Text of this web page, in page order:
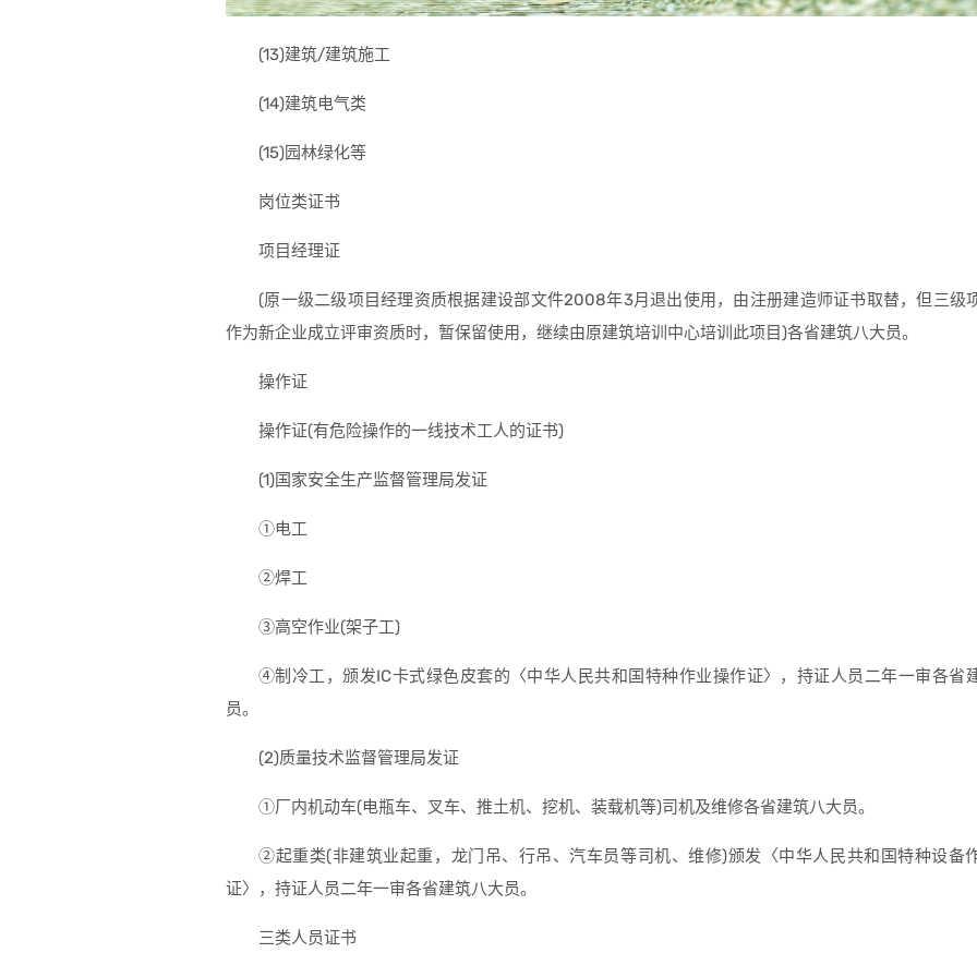
(13)建筑/建筑施工
(14)建筑电气类
(15)园林绿化等
岗位类证书
项目经理证
(原一级二级项目经理资质根据建设部文件2008年3月退出使用，由注册建造师证书取替，但三级
作为新企业成立评审资质时，暂保留使用，继续由原建筑培训中心培训此项目)各省建筑八大员。
操作证
操作证(有危险操作的一线技术工人的证书)
(1)国家安全生产监督管理局发证
①电工
②焊工
③高空作业(架子工)
④制冷工，颁发IC卡式绿色皮套的〈中华人民共和国特种作业操作证〉，持证人员二年一审各省
员。
(2)质量技术监督管理局发证
①厂内机动车(电瓶车、叉车、推土机、挖机、装载机等)司机及维修各省建筑八大员。
②起重类(非建筑业起重，龙门吊、行吊、汽车员等司机、维修)颁发〈中华人民共和国特种设备
证〉，持证人员二年一审各省建筑八大员。
三类人员证书